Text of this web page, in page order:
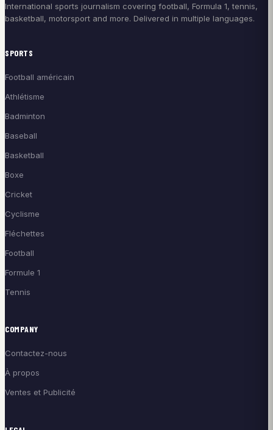
International sports journalism covering football, Formula 1, tennis,
basketball, motorsport and more. Delivered in multiple languages.
SPORTS
Football américain
Athlétisme
Badminton
Baseball
Basketball
Boxe
Cricket
Cyclisme
Fléchettes
Football
Formule 1
Tennis
COMPANY
Contactez-nous
À propos
Ventes et Publicité